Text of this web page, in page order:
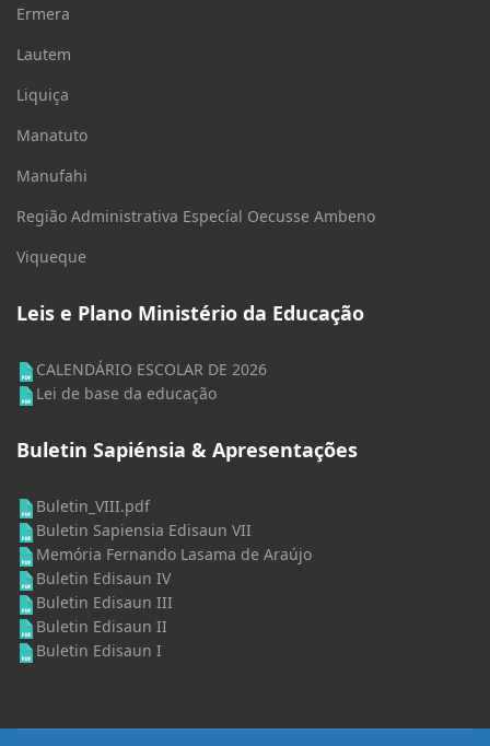
Ermera
Lautem
Liquiça
Manatuto
Manufahi
Região Administrativa Especíal Oecusse Ambeno
Viqueque
Leis e Plano Ministério da Educação
CALENDÁRIO ESCOLAR DE 2026
Lei de base da educação
Buletin Sapiénsia & Apresentações
Buletin_VIII.pdf
Buletin Sapiensia Edisaun VII
Memória Fernando Lasama de Araújo
Buletin Edisaun IV
Buletin Edisaun III
Buletin Edisaun II
Buletin Edisaun I